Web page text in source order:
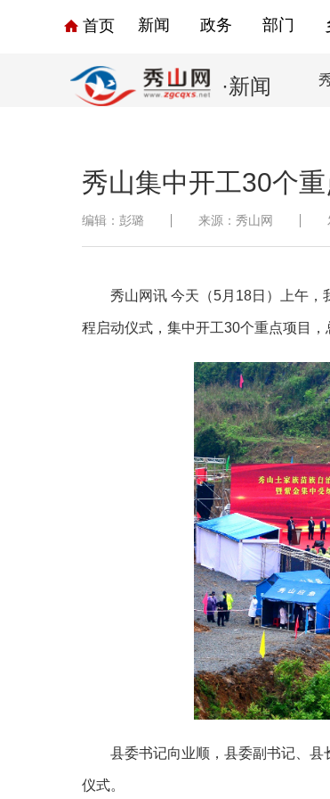
首页 新闻 政务 部门
·新闻
秀山集中开工30个
编辑：彭璐 来源：秀山网
秀山网讯 今天（5月18日）上午，
程启动仪式，集中开工30个重点项目，
县委书记向业顺，县委副书记、
仪式。